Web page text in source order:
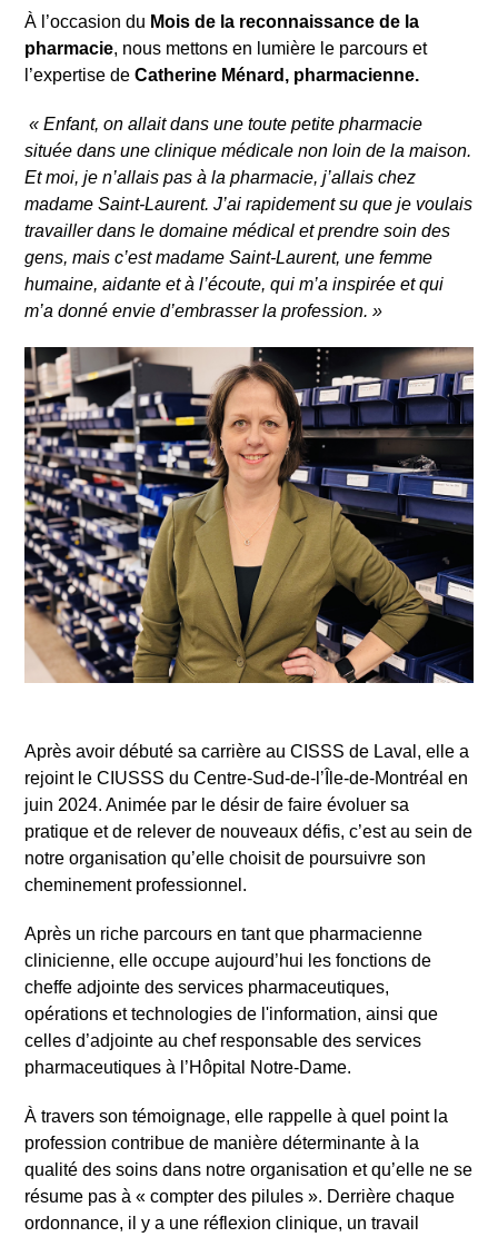
À l’occasion du Mois de la reconnaissance de la
pharmacie, nous mettons en lumière le parcours et
l’expertise deCatherine Ménard, pharmacienne.
« Enfant, on allait dans une toute petite pharmacie
située dans une clinique médicale non loin de la maison.
Et moi, je n’allais pas à la pharmacie, j’allais chez
madame Saint-Laurent. J’ai rapidement su que je voulais
travailler dans le domaine médical et prendre soin des
gens, mais c’est madame Saint-Laurent, une femme
humaine, aidante et à l’écoute, qui m’a inspirée et qui
m’a donné envie d’embrasser la profession. »
Après avoir débuté sa carrière au CISSS de Laval, elle a
rejoint le CIUSSS du Centre-Sud-de-l’Île-de-Montréal en
juin 2024. Animée par le désir de faire évoluer sa
pratique et de relever de nouveaux défis, c’est au sein de
notre organisation qu’elle choisit de poursuivre son
cheminement professionnel.
Après un riche parcours en tant que pharmacienne
clinicienne, elle occupe aujourd’hui les fonctions de
cheffe adjointe des services pharmaceutiques,
opérations et technologies de l'information, ainsi que
celles d’adjointe au chef responsable des services
pharmaceutiques à l’Hôpital Notre-Dame.
À travers son témoignage, elle rappelle à quel point la
profession contribue de manière déterminante à la
qualité des soins dans notre organisation et qu’elle ne se
résume pas à « compter des pilules ». Derrière chaque
ordonnance, il y a une réflexion clinique, un travail